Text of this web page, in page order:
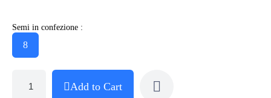
Semi in confezione :
8
Add to Cart